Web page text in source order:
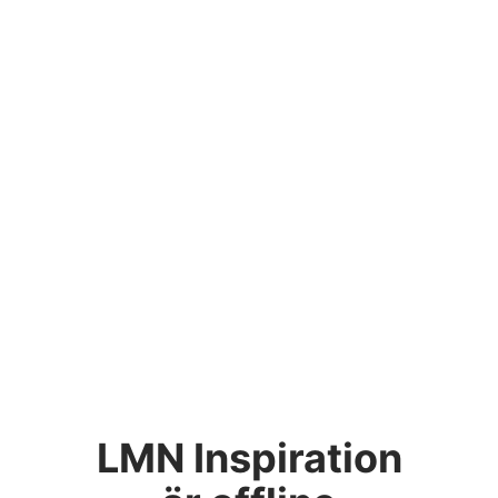
LMN Inspiration